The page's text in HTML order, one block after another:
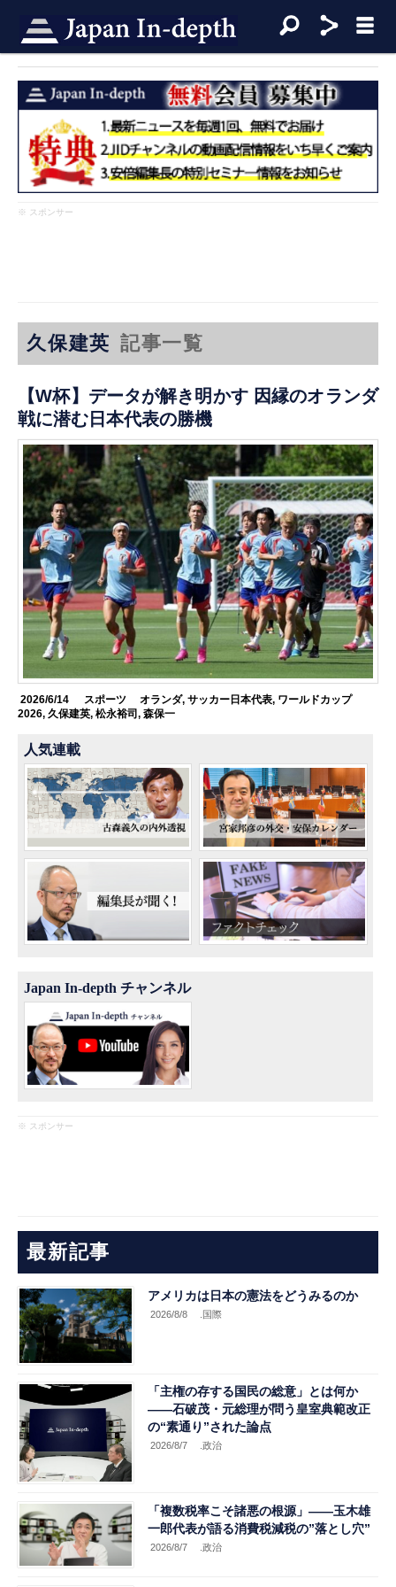
※ スポンサー
久保建英 記事一覧
【W杯】データが解き明かす 因縁のオランダ
戦に潜む日本代表の勝機
2026/6/14 スポーツ オランダ, サッカー日本代表, ワールドカップ
2026,久保建英,松永裕司,森保一
人気連載
Japan In-depth チャンネル
※ スポンサー
最新記事
アメリカは日本の憲法をどうみるのか
2026/8/8 .国際
「主権の存する国民の総意」とは何か
――石破茂・元総理が問う皇室典範改正
の“素通り”された論点
2026/8/7 .政治
「複数税率こそ諸悪の根源」――玉木雄
一郎代表が語る消費税減税の”落とし穴”
2026/8/7 .政治